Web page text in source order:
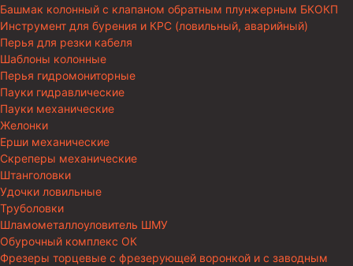
Башмак колонный с клапаном обратным плунжерным БКОКП
Инструмент для бурения и КРС (ловильный, аварийный)
Перья для резки кабеля
Шаблоны колонные
Перья гидромониторные
Пауки гидравлические
Пауки механические
Желонки
Ерши механические
Скреперы механические
Штанголовки
Удочки ловильные
Труболовки
Шламометаллоуловитель ШМУ
Обурочный комплекс ОК
Фрезеры торцевые с фрезерующей воронкой и с заводным